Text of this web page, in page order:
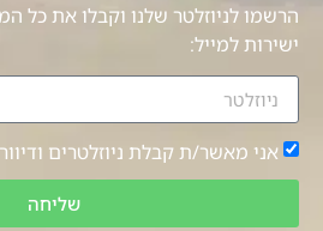
הרשמו לניוזלטר שלנו וקבלו את כל
ישירות למייל:
אני מאשר/ת קבלת ניוזלטרים
שליחה